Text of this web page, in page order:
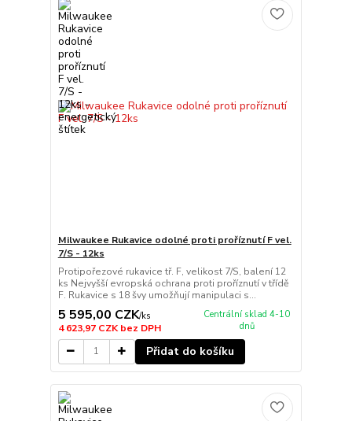
Milwaukee Rukavice odolné proti proříznutí F vel.
7/S - 12ks
Protipořezové rukavice tř. F, velikost 7/S, balení 12
ks Nejvyšší evropská ochrana proti proříznutí v třídě
F. Rukavice s 18 švy umožňují manipulaci s...
5 595,00 CZK/ks
4 623,97 CZKbez DPH
Centrální sklad 4-10
dnů
Přidat do košíku